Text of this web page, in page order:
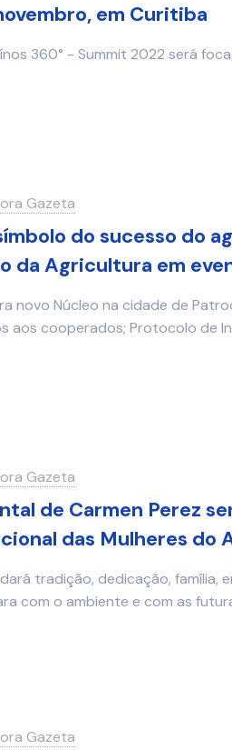
em Curitiba
360° - Summit 2022 será
Gazeta
do sucesso do
da Agricultura em
novo Núcleo na cidade de
aos cooperados; Protocolo de
Gazeta
de Carmen Perez
das Mulheres do
tradição, dedicação, família,
com o ambiente e com as
Gazeta